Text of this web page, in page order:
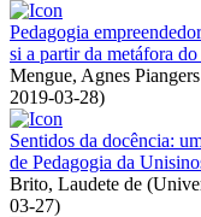
Pedagogia
si a partir da metáfora
Mengue, Agnes Piangers
2019-03-28)
Sentidos da docência:
de Pedagogia da
Brito, Laudete de (
03-27)